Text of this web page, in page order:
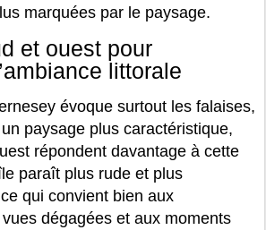
marquées par le paysage.
et ouest pour
littorale
évoque surtout les falaises,
paysage plus caractéristique,
répondent davantage à cette
paraît plus rude et plus
qui convient bien aux
dégagées et aux moments